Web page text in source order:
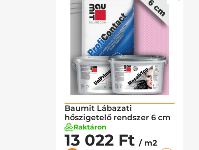
Baumit Lábazati
hőszigetelő rendszer 6 cm
Raktáron
13 022 Ft / m2